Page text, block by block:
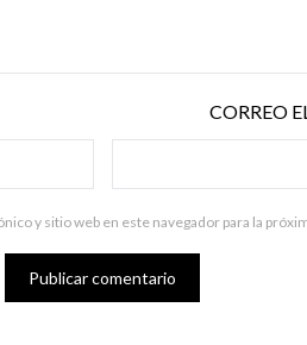
CORREO
y sitio web en este navegador para la